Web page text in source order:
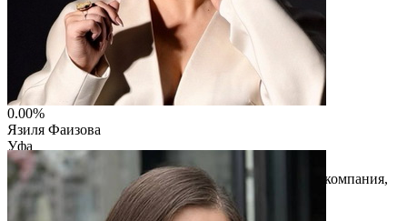
0.00%
Язиля Фаизова
Уфа
ИП Фаизова Язиля Вахитовна
АГЕНТСТВО НЕДВИЖИМОСТИ , строительная компания,
управляющая Компания
Читать описание